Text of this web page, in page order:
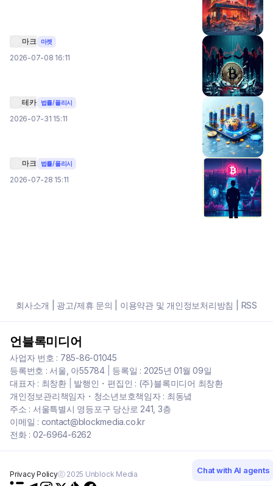
마크 마켓
2026-07-08 16:11
테카 법률/폴리시
2026-07-31 15:11
마크 법률/폴리시
2026-07-28 15:11
회사소개 광고/제휴 문의 이용약관 및 개인정보처리방침 RSS
언블록미디어
사업자 번호 : 785-86-01045
등록번호 : 서울, 아55784| 등록일 : 2025년 01월 09일
대표자 : 최창환| 발행인・편집인 : (주)블록미디어 최창환
개인정보관리책임자・청소년보호책임자 : 최동녘
주소 : 서울특별시 영등포구 당산로 241, 3층
이메일 : contact@blockmedia.co.kr
전화 : 02-6964-6262
Privacy Policyⓒ 2025 Unblock Media Chat with AI agents